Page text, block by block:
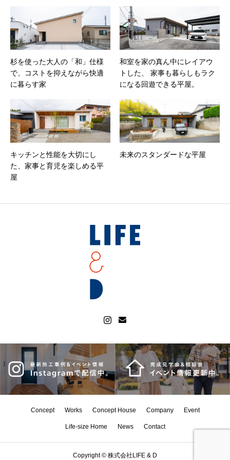
杉を使った大人の「和」仕様
で、コストを抑えながら快適
に暮らす家
和室を家の真ん中にレイアウ
トした、 家事も暮らしもラク
になる回遊できる平屋。
キッチンと性能を大切にし
た、家事と育児を楽しめる平
屋
未来のスタンダードな平屋
Concept Works Concept House Company Event
Life-size Home News Contact
Copyright © 株式会社LIFE & D